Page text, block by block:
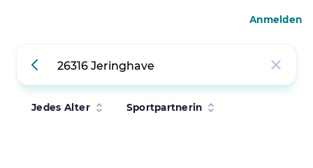
Jedes Alter Sportpartnerin
Anmelden